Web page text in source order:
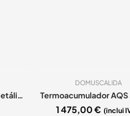
Válvulas de insuflação metálicas D100 (RAL 9016)
DOMUSCALIDA
1 475,00€ (inclui